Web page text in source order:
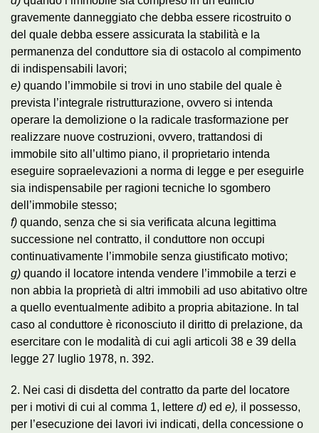
gravemente danneggiato che debba essere ricostruito o
del quale debba essere assicurata la stabilità e la
permanenza del conduttore sia di ostacolo al compimento
di indispensabili lavori;
e) quando l’immobile si trovi in uno stabile del quale è
prevista l’integrale ristrutturazione, ovvero si intenda
operare la demolizione o la radicale trasformazione per
realizzare nuove costruzioni, ovvero, trattandosi di
immobile sito all’ultimo piano, il proprietario intenda
eseguire sopraelevazioni a norma di legge e per eseguirle
sia indispensabile per ragioni tecniche lo sgombero
dell’immobile stesso;
f) quando, senza che si sia verificata alcuna legittima
successione nel contratto, il conduttore non occupi
continuativamente l’immobile senza giustificato motivo;
g) quando il locatore intenda vendere l’immobile a terzi e
non abbia la proprietà di altri immobili ad uso abitativo oltre
a quello eventualmente adibito a propria abitazione. In tal
caso al conduttore è riconosciuto il diritto di prelazione, da
esercitare con le modalità di cui agli articoli 38 e 39 della
legge 27 luglio 1978, n. 392.
2. Nei casi di disdetta del contratto da parte del locatore
per i motivi di cui al comma 1, lettere d) ed e), il possesso,
per l’esecuzione dei lavori ivi indicati, della concessione o